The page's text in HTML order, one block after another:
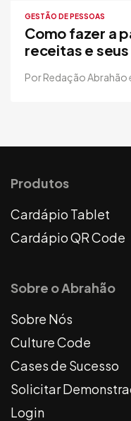
GESTÃO DE PESSOAS
Como fazer a
receitas e
Por Redação
Produtos
Cardápio Tablet
Cardápio QR Code
Sobre o Abrahão
Sobre Nós
Culture Code
Cases de Sucesso
Solicitar
Login